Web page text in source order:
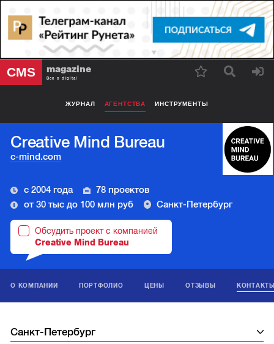
CMS magazine
Все о digital
ЖУРНАЛ АГЕНТСТВА ИНСТРУМЕНТЫ
Creative Mind Bureau
c-mind.com
с 2004 года
78 проектов
от 30 тыс до 100 млн руб
Санкт-Петербург
Обсудить проект с компанией
Creative Mind Bureau
О КОМПАНИИ ПОРТФОЛИО ЦЕНЫ ОТЗЫВЫ